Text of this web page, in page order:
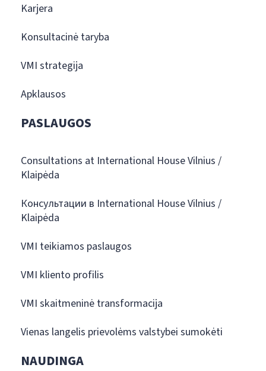
Karjera
Konsultacinė taryba
VMI strategija
Apklausos
PASLAUGOS
Consultations at International House Vilnius /
Klaipėda
Консультации в International House Vilnius /
Klaipėda
VMI teikiamos paslaugos
VMI kliento profilis
VMI skaitmeninė transformacija
Vienas langelis prievolėms valstybei sumokėti
NAUDINGA